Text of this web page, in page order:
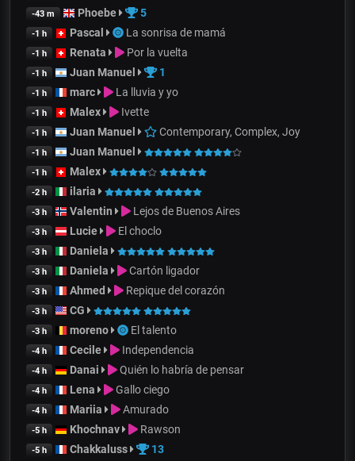
-43 m Phoebe 5
-1 h Pascal La sonrisa de mamá
-1 h Renata Por la vuelta
-1 h Juan Manuel 1
-1 h marc La lluvia y yo
-1 h Malex Ivette
-1 h Juan Manuel Contemporary, Complex, Joy
-1 h Juan Manuel
-1 h Malex
-2 h ilaria
-3 h Valentin Lejos de Buenos Aires
-3 h Lucie El choclo
-3 h Daniela
-3 h Daniela Cartón ligador
-3 h Ahmed Repique del corazón
-3 h CG
-3 h moreno El talento
-4 h Cecile Independencia
-4 h Danai Quién lo habría de pensar
-4 h Lena Gallo ciego
-4 h Mariia Amurado
-5 h Khochnav Rawson
-5 h Chakkaluss 13